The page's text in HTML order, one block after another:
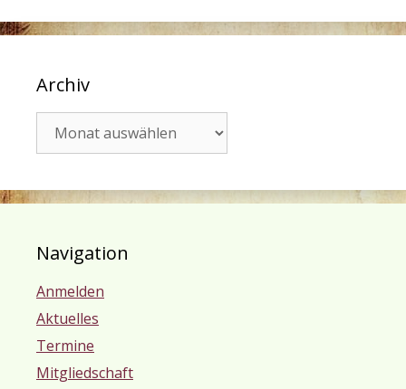
Archiv
Navigation
Anmelden
Aktuelles
Termine
Mitgliedschaft